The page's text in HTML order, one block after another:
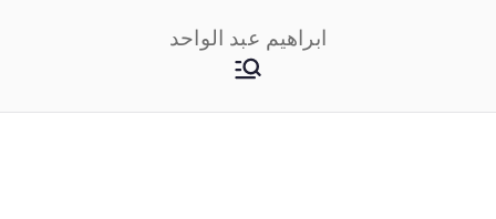
ابراهيم عبد الواحد